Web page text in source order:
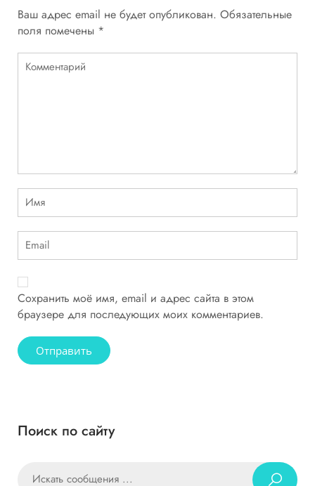
Ваш адрес email не будет опубликован. Обязательные
поля помечены *
Сохранить моё имя, email и адрес сайта в этом
браузере для последующих моих комментариев.
Поиск по сайту